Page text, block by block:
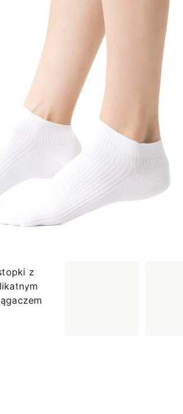
Antypoślizgowe
Antypoślizgowe
Do spania
Ciepłe
RAJSTOPY GETRY
Jednokolorowe
Wzorowane
Ciepłe
Rozmiar XL
OPAKOWANIA